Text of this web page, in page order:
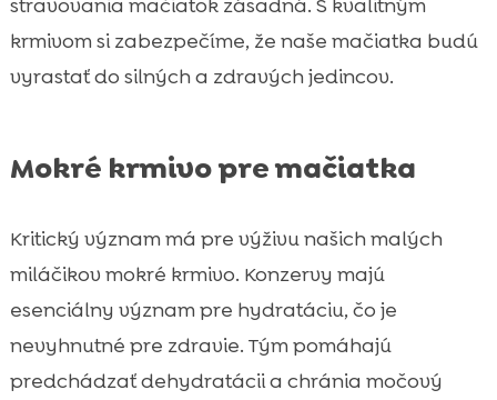
krmivom si zabezpečíme, že naše mačiatka budú
vyrastať do silných a zdravých jedincov.
Mokré krmivo pre mačiatka
Kritický význam má pre výživu našich malých
miláčikov mokré krmivo. Konzervy majú
esenciálny význam pre hydratáciu, čo je
nevyhnutné pre zdravie. Tým pomáhajú
predchádzať dehydratácii a chránia močový